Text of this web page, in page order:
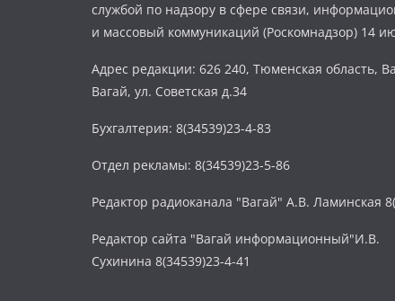
службой по надзору в сфере связи,
и массовый коммуникаций (Роскомнадзор) 14
Адрес редакции: 626 240, Тюменская область,
Вагай, ул. Советская д.34
Бухгалтерия: 8(34539)23-4-83
Отдел рекламы: 8(34539)23-5-86
Редактор радиоканала "Вагай" А.В. Ламинская
Редактор сайта "Вагай информационный"И.В.
Сухинина 8(34539)23-4-41